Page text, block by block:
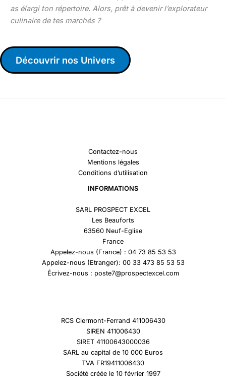
as élargi ton répertoire. Alors, prêt à devenir l’explorateur
culinaire de tes marchés ?
Découvrir nos Univers
Contactez-nous
Mentions légales
Conditions d’utilisation
INFORMATIONS
SARL PROSPECT EXCEL
Les Beauforts
63560 Neuf-Eglise
France
Appelez-nous (France) : 04 73 85 53 53
Appelez-nous (Etranger): 00 33 473 85 53 53
Écrivez-nous : poste7@prospectexcel.com
RCS Clermont-Ferrand 411006430
SIREN 411006430
SIRET 41100643000036
SARL au capital de 10 000 Euros
TVA FR19411006430
Société créée le 10 février 1997